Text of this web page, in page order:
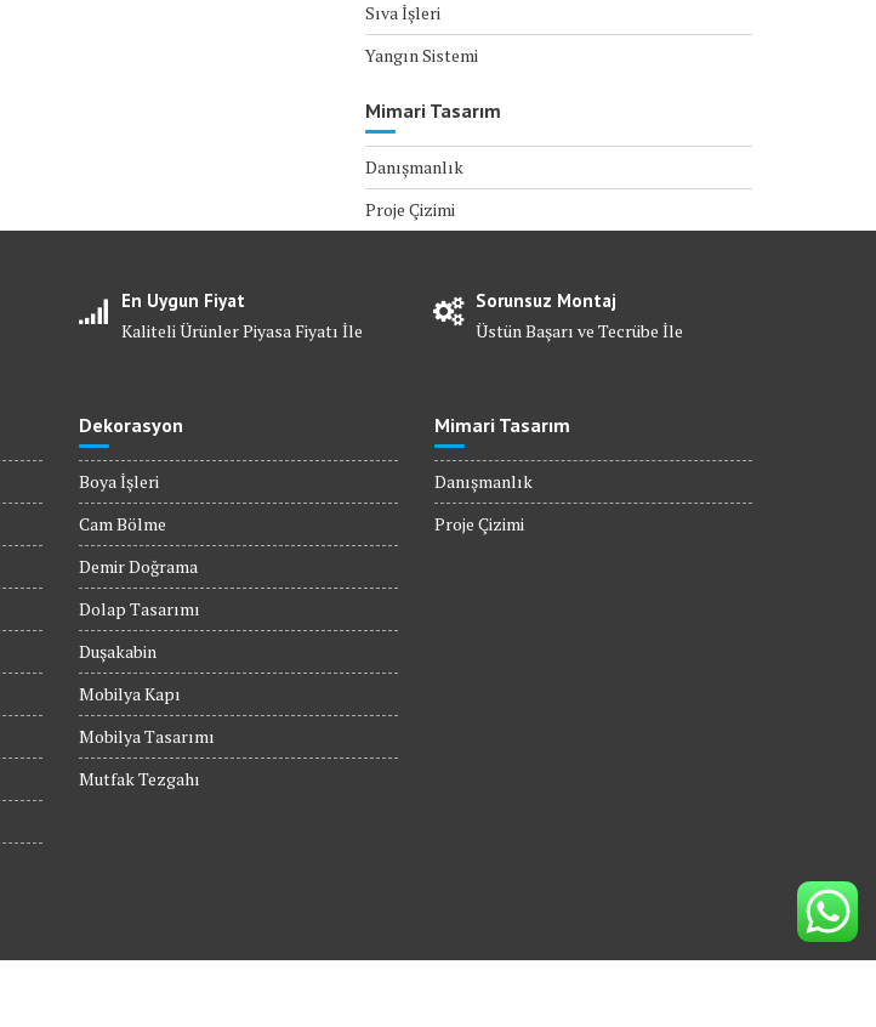
Sıva İşleri
Yangın Sistemi
Mimari Tasarım
Danışmanlık
Proje Çizimi
En Uygun Fiyat
Kaliteli Ürünler Piyasa Fiyatı İle
Sorunsuz Montaj
Üstün Başarı ve Tecrübe İle
Dekorasyon
Boya İşleri
Cam Bölme
Demir Doğrama
Dolap Tasarımı
Duşakabin
Mobilya Kapı
Mobilya Tasarımı
Mutfak Tezgahı
Mimari Tasarım
Danışmanlık
Proje Çizimi